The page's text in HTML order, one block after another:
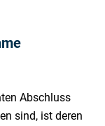
Abschluss
sind, ist deren